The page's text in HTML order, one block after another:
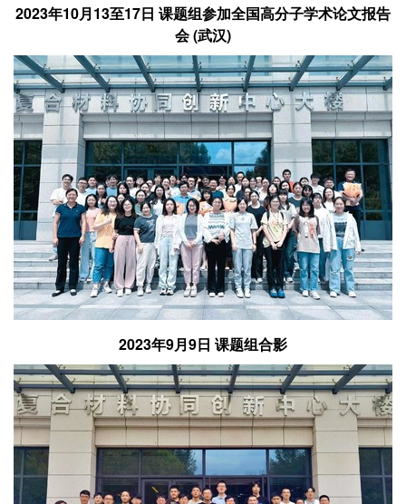
2023年10月13至17日 课题组参加全国高分子学术论文报告
会 (武汉)
2023年9月9日 课题组合影